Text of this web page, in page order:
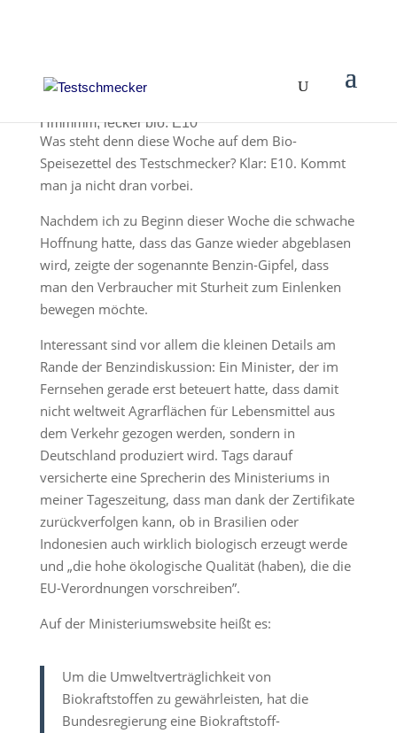
Hmmmm, lecker bio: E10
Was steht denn diese Woche auf dem Bio-
Speisezettel des Testschmecker? Klar: E10. Kommt
man ja nicht dran vorbei.
Nachdem ich zu Beginn dieser Woche die schwache
Hoffnung hatte, dass das Ganze wieder abgeblasen
wird, zeigte der sogenannte Benzin-Gipfel, dass
man den Verbraucher mit Sturheit zum Einlenken
bewegen möchte.
Interessant sind vor allem die kleinen Details am
Rande der Benzindiskussion: Ein Minister, der im
Fernsehen gerade erst beteuert hatte, dass damit
nicht weltweit Agrarflächen für Lebensmittel aus
dem Verkehr gezogen werden, sondern in
Deutschland produziert wird. Tags darauf
versicherte eine Sprecherin des Ministeriums in
meiner Tageszeitung, dass man dank der Zertifikate
zurückverfolgen kann, ob in Brasilien oder
Indonesien auch wirklich biologisch erzeugt werde
und „die hohe ökologische Qualität (haben), die die
EU-Verordnungen vorschreiben”.
Auf der Ministeriumswebsite heißt es:
Um die Umweltverträglichkeit von
Biokraftstoffen zu gewährleisten, hat die
Bundesregierung eine Biokraftstoff-